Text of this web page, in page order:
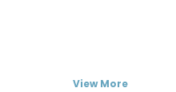
View More